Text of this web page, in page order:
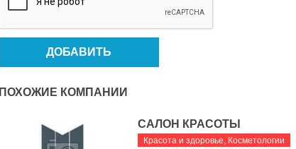
ПОХОЖИЕ КОМПАНИИ
САЛОН КРАСОТЫ
Красота и здоровье, Косметологии